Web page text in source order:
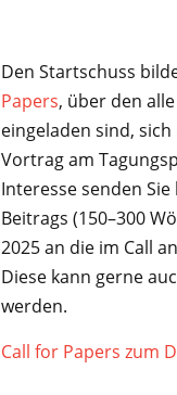
Den Startschuss
Papers, über den
eingeladen sind,
Vortrag am
Interesse senden
Beitrags (150–300
2025 an die im Call
Diese kann gerne
werden.
Call for Papers zum